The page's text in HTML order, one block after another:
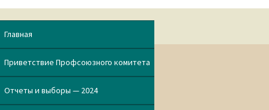
по
записям
Главная
Приветствие Профсоюзного комитета
Отчеты и выборы — 2024